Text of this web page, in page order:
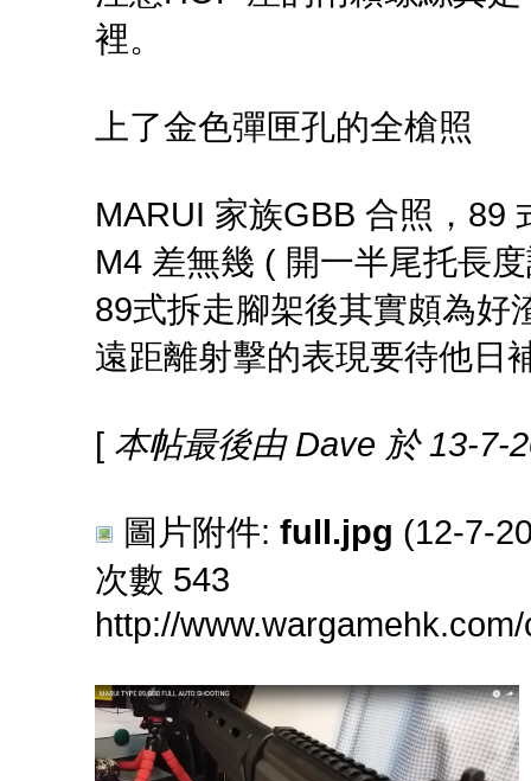
裡。
上了金色彈匣孔的全槍照
MARUI 家族GBB 合照，89
M4 差無幾 ( 開一半尾托長
89式拆走腳架後其實頗為好
遠距離射擊的表現要待他日
[ 本帖最後由 Dave 於 13-7-
圖片附件: full.jpg (12-7-
次數 543
http://